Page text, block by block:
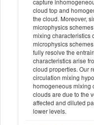
capture
cloud top and
the cloud. Moreover,
microphysics
mixing characteristics
microphysics
fully resolve the
characteristics arise
cloud properties. Our
circulation mixing
homogeneous mixing
clouds are due to the
affected and diluted
lower levels.